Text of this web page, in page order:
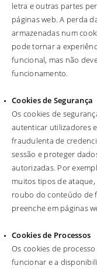
letra e outras partes
páginas web. A perda
armazenadas num
pode tornar a
funcional, mas não
funcionamento.
Cookies de Segurança
Os cookies de
autenticar utilizadores
fraudulenta de
sessão e proteger
autorizadas. Por
muitos tipos de
roubo do conteúdo de
preenche em páginas
Cookies de Processos
Os cookies de
funcionar e a